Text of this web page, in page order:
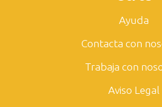
Ayuda
Contacta con
Trabaja con
Aviso Legal